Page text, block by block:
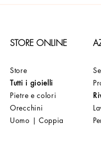
STORE ONLINE
Store
Tutti i gioielli
Pietre e colori
Orecchini
Uomo | Coppia